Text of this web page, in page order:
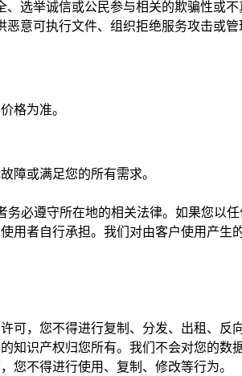
选举诚信或公民参与相关的欺骗性或不
意可执行文件、组织拒绝服务攻击或管
格为准。
障或满足您的所有需求。
必遵守所在地的相关法律。如果您以
者自行承担。我们对由客户使用产生
可，您不得进行复制、分发、出租、反
识产权归您所有。我们不会对您的数
您不得进行使用、复制、修改等行为。